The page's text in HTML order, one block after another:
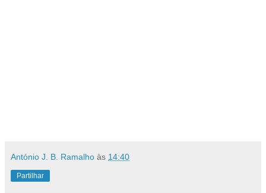
António J. B. Ramalho às 14:40
Partilhar